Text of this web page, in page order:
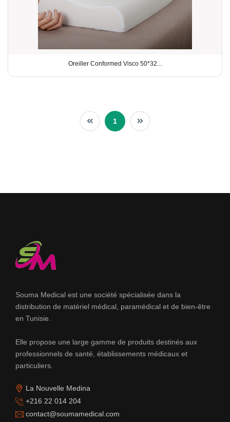
Oreiller Conformed Visco 50*32...
1
Souma Medical est une société spécialisée dans la
distribution de matériel médical, paramédical et de bien-être
en Tunisie.
Elle propose une large gamme de produits destinés aux
professionnels de santé, établissements médicaux et
particuliers.
La Nouvelle Medina
+216 22 014 204
contact@soumamedical.com